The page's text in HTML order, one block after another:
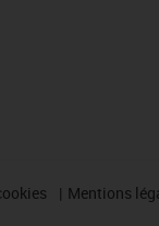
Mentions